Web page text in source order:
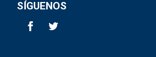
SÍGUENOS